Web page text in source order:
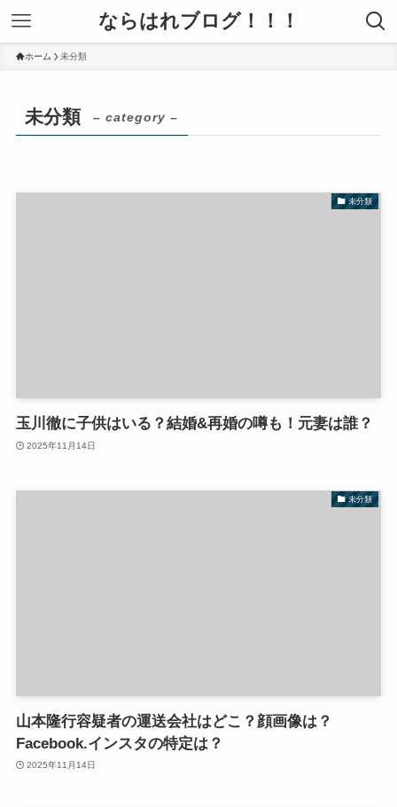
ならはれブログ！！！
ホーム 未分類
未分類 – category –
未分類
玉川徹に子供はいる？結婚&再婚の噂も！元妻は誰？
2025年11月14日
未分類
山本隆行容疑者の運送会社はどこ？顔画像は？
Facebook.インスタの特定は？
2025年11月14日